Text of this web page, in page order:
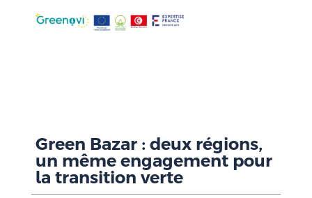
Green Bazar : deux régions,
un même engagement pour
la transition verte